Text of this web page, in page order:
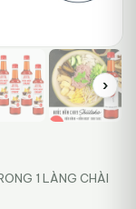
›
1 LÀNG CHÀI